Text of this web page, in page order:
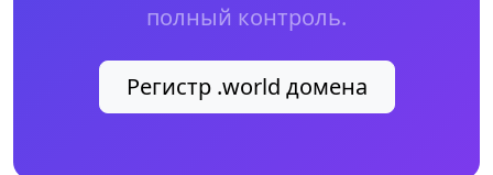
полный контроль.
Регистр .world домена